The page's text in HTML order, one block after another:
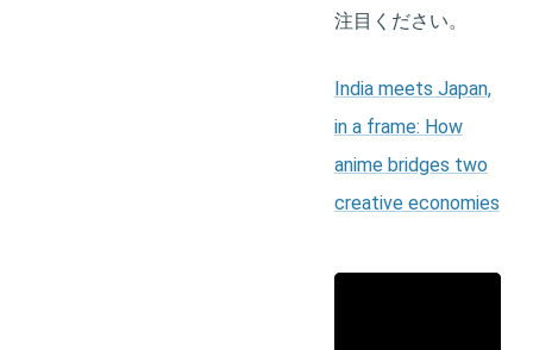
注目ください。
India meets Japan,
in a frame: How
anime bridges two
creative economies